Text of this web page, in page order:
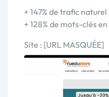
+ 147% de trafic naturel
+ 128% de mots-clés
Site : [URL MASQUÉE]